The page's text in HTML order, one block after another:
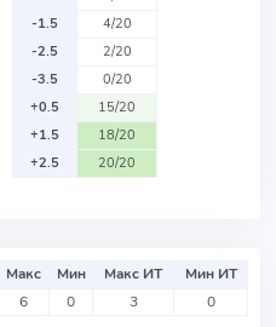
-1.5
4/20
-2.5
2/20
-3.5
0/20
+0.5
15/20
+1.5
18/20
+2.5
20/20
Макс Мин Макс ИТ
Мин ИТ
6 0 3 0